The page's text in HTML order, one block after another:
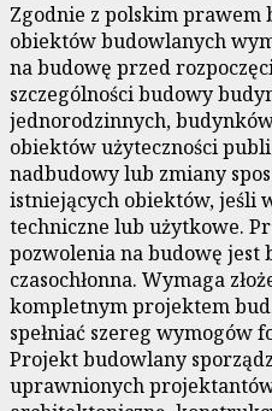
Zgodnie z polskim prawem
obiektów budowlanych
na budowę przed
szczególności budowy
jednorodzinnych,
obiektów użyteczności
nadbudowy lub zmiany
istniejących obiektów, jeśli
techniczne lub użytkowe.
pozwolenia na budowę jest
czasochłonna. Wymaga
kompletnym projektem
spełniać szereg wymogów
Projekt budowlany
uprawnionych